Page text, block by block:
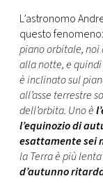
L’astronomo
questo
piano orbitale, noi
alla notte, e quindi
è inclinato sul
all’asse terrestre
dell’orbita. Uno è
l’equinozio di
esattamente sei
la Terra è più
d’autunno